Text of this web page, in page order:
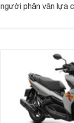
người phân vân lựa